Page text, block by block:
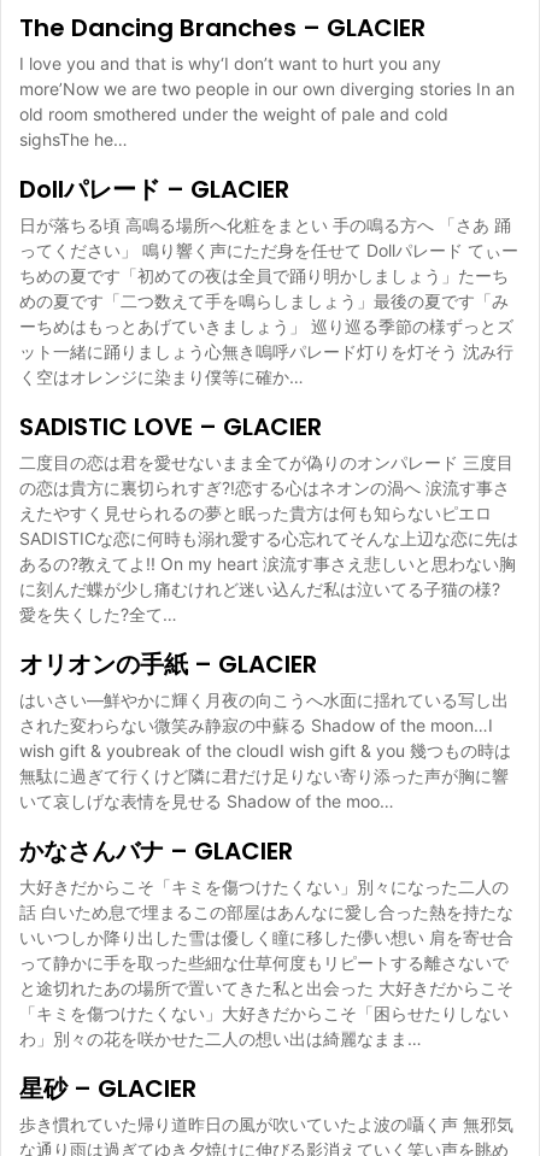
The Dancing Branches – GLACIER
I love you and that is why‘I don’t want to hurt you any
more’Now we are two people in our own diverging stories In an
old room smothered under the weight of pale and cold
sighsThe he…
Dollパレード – GLACIER
日が落ちる頃 高鳴る場所へ化粧をまとい 手の鳴る方へ 「さあ 踊
ってください」 鳴り響く声にただ身を任せて Dollパレード てぃー
ちめの夏です「初めての夜は全員で踊り明かしましょう」たーち
めの夏です「二つ数えて手を鳴らしましょう」最後の夏です「み
ーちめはもっとあげていきましょう」 巡り巡る季節の様ずっとズ
ット一緒に踊りましょう心無き嗚呼パレード灯りを灯そう 沈み行
く空はオレンジに染まり僕等に確か…
SADISTIC LOVE – GLACIER
二度目の恋は君を愛せないまま全てが偽りのオンパレード 三度目
の恋は貴方に裏切られすぎ?!恋する心はネオンの渦へ 涙流す事さ
えたやすく見せられるの夢と眠った貴方は何も知らないピエロ
SADISTICな恋に何時も溺れ愛する心忘れてそんな上辺な恋に先は
あるの?教えてよ!! On my heart 涙流す事さえ悲しいと思わない胸
に刻んだ蝶が少し痛むけれど迷い込んだ私は泣いてる子猫の様?
愛を失くした?全て…
オリオンの手紙 – GLACIER
はいさい―鮮やかに輝く月夜の向こうへ水面に揺れている写し出
された変わらない微笑み静寂の中蘇る Shadow of the moon…I
wish gift & youbreak of the cloudI wish gift & you 幾つもの時は
無駄に過ぎて行くけど隣に君だけ足りない寄り添った声が胸に響
いて哀しげな表情を見せる Shadow of the moo…
かなさんバナ – GLACIER
大好きだからこそ「キミを傷つけたくない」別々になった二人の
話 白いため息で埋まるこの部屋はあんなに愛し合った熱を持たな
いいつしか降り出した雪は優しく瞳に移した儚い想い 肩を寄せ合
って静かに手を取った些細な仕草何度もリピートする離さないで
と途切れたあの場所で置いてきた私と出会った 大好きだからこそ
「キミを傷つけたくない」大好きだからこそ「困らせたりしない
わ」別々の花を咲かせた二人の想い出は綺麗なまま…
星砂 – GLACIER
歩き慣れていた帰り道昨日の風が吹いていたよ波の囁く声 無邪気
な通り雨は過ぎてゆき夕焼けに伸びる影消えていく笑い声を眺め